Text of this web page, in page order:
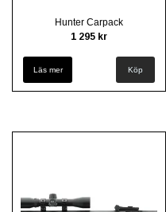
Hunter Carpack
1 295 kr
Läs mer